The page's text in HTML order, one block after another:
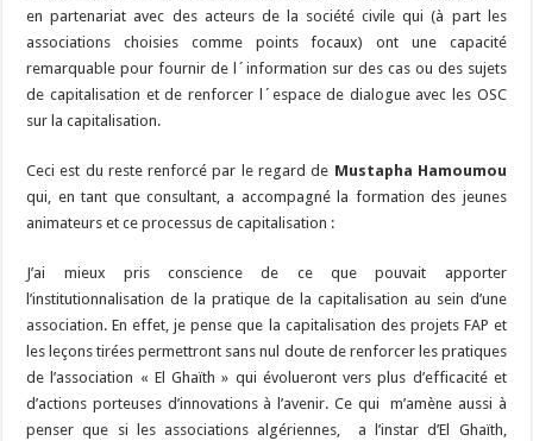
en partenariat avec des acteurs de la société civile qui (à part les
associations choisies comme points focaux) ont une capacité
remarquable pour fournir de l´information sur des cas ou des sujets
de capitalisation et de renforcer l´espace de dialogue avec les OSC
sur la capitalisation.
Ceci est du reste renforcé par le regard de Mustapha Hamoumou
qui, en tant que consultant, a accompagné la formation des jeunes
animateurs et ce processus de capitalisation :
J’ai mieux pris conscience de ce que pouvait apporter
l’institutionnalisation de la pratique de la capitalisation au sein d’une
association. En effet, je pense que la capitalisation des projets FAP et
les leçons tirées permettront sans nul doute de renforcer les pratiques
de l’association « El Ghaïth » qui évolueront vers plus d’efficacité et
d’actions porteuses d’innovations à l’avenir. Ce qui m’amène aussi à
penser que si les associations algériennes, a l’instar d’El Ghaïth,